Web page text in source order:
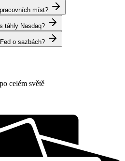
míst?
táhly Nasdaq?
o sazbách?
celém světě